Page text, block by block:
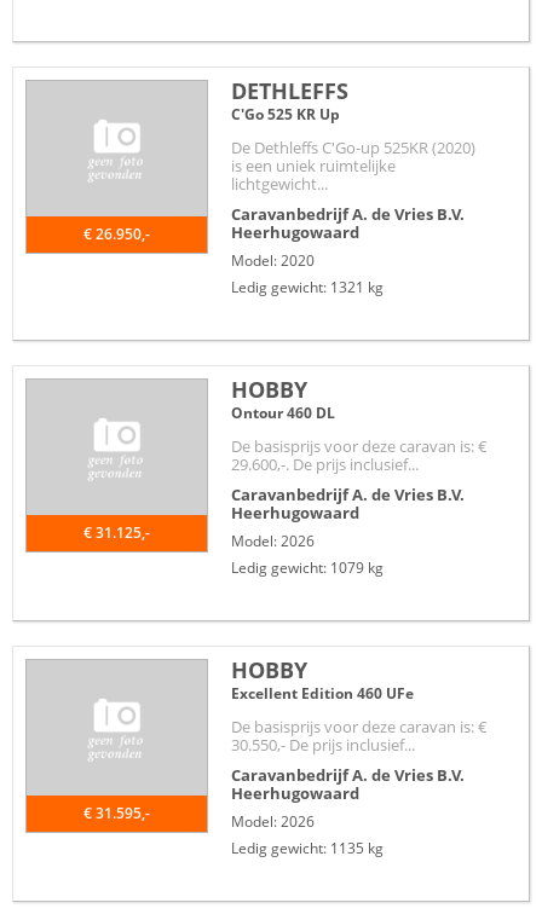
€ 26.950,-
DETHLEFFS
C'Go 525 KR Up
De Dethleffs C'Go-up 525KR (2020)
is een uniek ruimtelijke
lichtgewicht...
Caravanbedrijf A. de Vries B.V.
Heerhugowaard
Model: 2020
Ledig gewicht: 1321 kg
€ 31.125,-
HOBBY
Ontour 460 DL
De basisprijs voor deze caravan is: €
29.600,-. De prijs inclusief...
Caravanbedrijf A. de Vries B.V.
Heerhugowaard
Model: 2026
Ledig gewicht: 1079 kg
€ 31.595,-
HOBBY
Excellent Edition 460 UFe
De basisprijs voor deze caravan is: €
30.550,- De prijs inclusief...
Caravanbedrijf A. de Vries B.V.
Heerhugowaard
Model: 2026
Ledig gewicht: 1135 kg